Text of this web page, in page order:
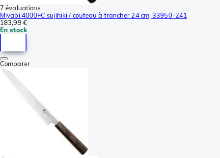
7 évaluations
Miyabi 4000FC sujihiki / couteau à trancher 24 cm, 33950-241
183,99 €
En stock
Comparer